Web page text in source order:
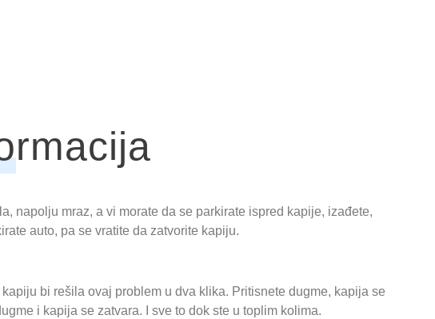
napolju mraz, a vi morate da se parkirate ispred kapije, izađete,
auto, pa se vratite da zatvorite kapiju.
bi rešila ovaj problem u dva klika. Pritisnete dugme, kapija se
i kapija se zatvara. I sve to dok ste u toplim kolima.